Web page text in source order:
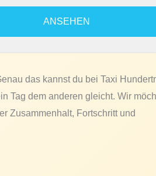
ANSEHEN
das kannst du bei Taxi
Tag dem anderen gleicht. Wir
Zusammenhalt, Fortschritt und